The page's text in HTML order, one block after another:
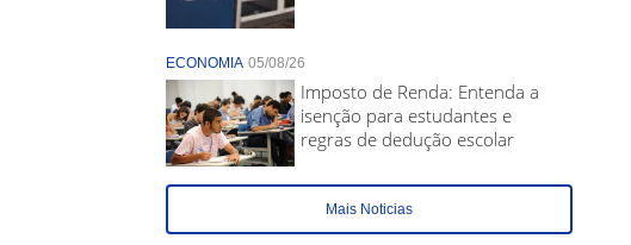
ECONOMIA 05/08/26
Imposto de Renda: Entenda a
isenção para estudantes e
regras de dedução escolar
Mais Noticias